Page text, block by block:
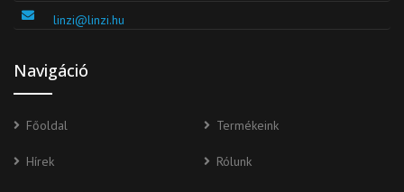
linzi@linzi.hu
Navigáció
Főoldal Termékeink
Hírek Rólunk